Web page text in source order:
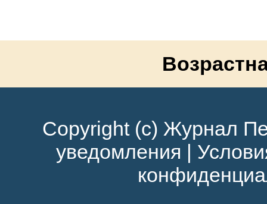
Copyright (c) Журнал
уведомления |